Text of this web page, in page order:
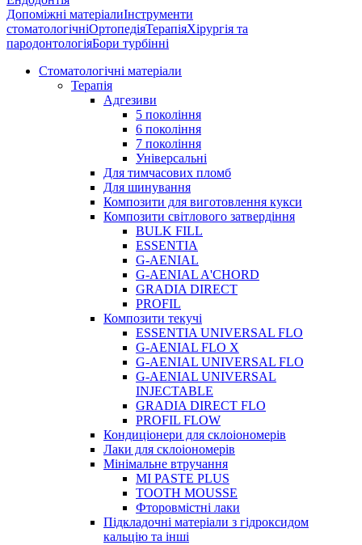
Допоміжні матеріалиІнструменти
стоматологічніОртопедіяТерапіяХірургія та
пародонтологіяБори турбінні
Стоматологічні матеріали
Терапія
Адгезиви
5 покоління
6 покоління
7 покоління
Універсальні
Для тимчасових пломб
Для шинування
Композити для виготовлення кукси
Композити світлового затвердіння
BULK FILL
ESSENTIA
G-AENIAL
G-AENIAL A'CHORD
GRADIA DIRECT
PROFIL
Композити текучі
ESSENTIA UNIVERSAL FLO
G-AENIAL FLO X
G-AENIAL UNIVERSAL FLO
G-AENIAL UNIVERSAL
INJECTABLE
GRADIA DIRECT FLO
PROFIL FLOW
Кондиціонери для склоіономерів
Лаки для склоіономерів
Мінімальне втручання
MI PASTE PLUS
TOOTH MOUSSE
Фторовмістні лаки
Підкладочні матеріали з гідроксидом
кальцію та інші